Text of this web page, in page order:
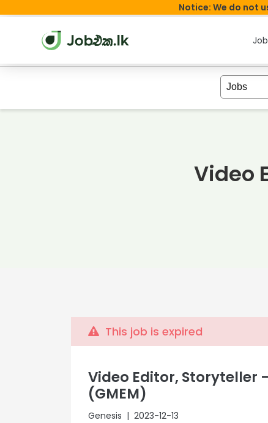
Notice: We do not
Video
This job is expired
Video Editor, Storyteller
(GMEM)
Genesis | 2023-12-13